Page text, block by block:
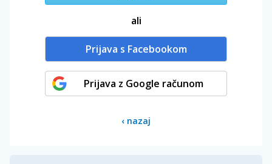
ali
Prijava s Facebookom
Prijava z Google računom
‹ nazaj